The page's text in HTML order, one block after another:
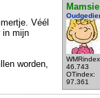
Mamsie
46.743
OTindex:
97.361
Véél
in mijn
worden,